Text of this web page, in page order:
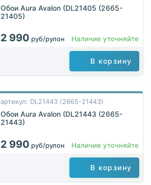
Обои Aura Avalon (DL21405 (2665-
21405)
2 990 руб/рулон Наличие уточняйте
В корзину
артикул: DL21443 (2665-21443)
Обои Aura Avalon (DL21443 (2665-
21443)
2 990 руб/рулон Наличие уточняйте
В корзину